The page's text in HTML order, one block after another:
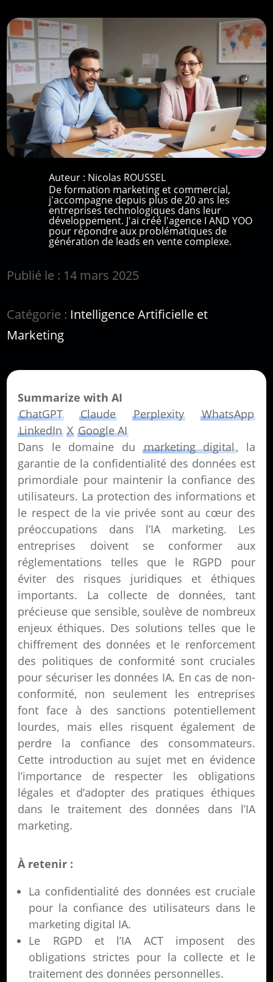
Auteur : Nicolas ROUSSEL
De formation marketing et commercial,
j'accompagne depuis plus de 20 ans les
entreprises technologiques dans leur
développement. J'ai créé l'agence I AND YOO
pour répondre aux problématiques de
génération de leads en vente complexe.
Publié le : 14 mars 2025
Catégorie : Intelligence Artificielle et
Marketing
Summarize with AI
ChatGPT
Claude Perplexity
WhatsApp
LinkedIn X Google AI
Dans le domaine dumarketing digital, la
garantie de la confidentialité des données est
primordiale pour maintenir la confiance des
utilisateurs. La protection des informations et
le respect de la vie privée sont au cœur des
préoccupations dans l’IA marketing. Les
entreprises doivent se conformer aux
réglementations telles que le RGPD pour
éviter des risques juridiques et éthiques
importants. La collecte de données, tant
précieuse que sensible, soulève de nombreux
enjeux éthiques. Des solutions telles que le
chiffrement des données et le renforcement
des politiques de conformité sont cruciales
pour sécuriser les données IA. En cas de non-
conformité, non seulement les entreprises
font face à des sanctions potentiellement
lourdes, mais elles risquent également de
perdre la confiance des consommateurs.
Cette introduction au sujet met en évidence
l’importance de respecter les obligations
légales et d’adopter des pratiques éthiques
dans le traitement des données dans l’IA
marketing.
À retenir :
La confidentialité des données est cruciale
pour la confiance des utilisateurs dans le
marketing digital IA.
Le RGPD et l’IA ACT imposent des
obligations strictes pour la collecte et le
traitement des données personnelles.